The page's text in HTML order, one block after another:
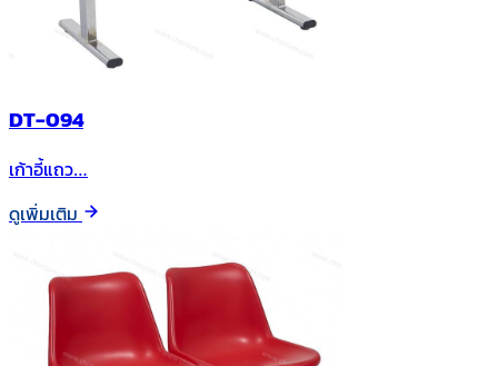
DT-094
เก้าอี้แถว…
ดูเพิ่มเติม